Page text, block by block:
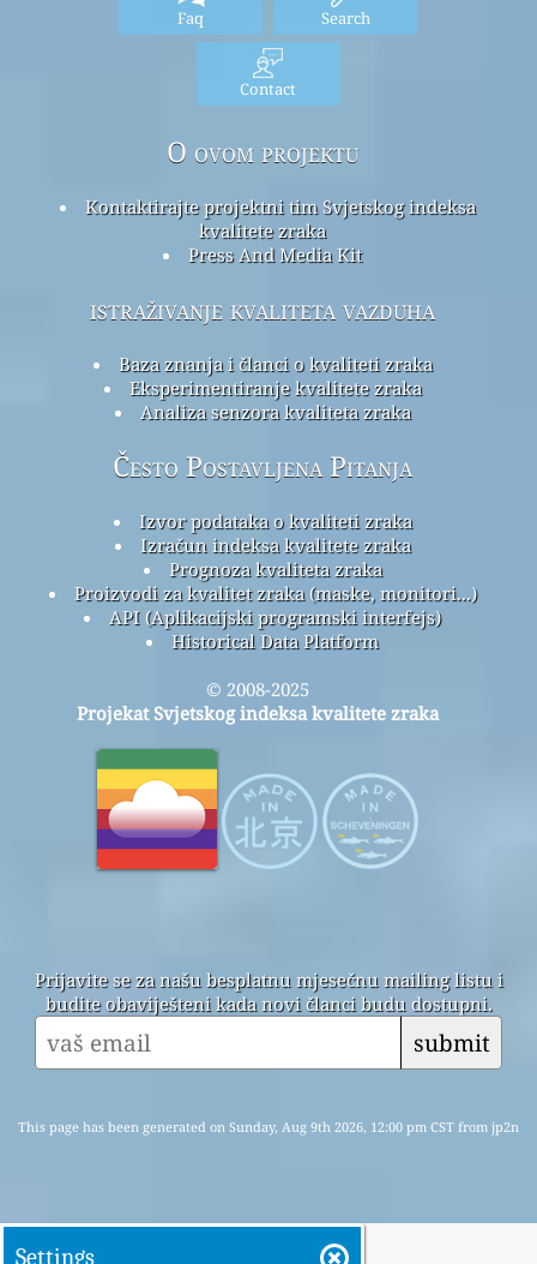
Faq Search
Contact
O ovom projektu
Kontaktirajte projektni tim Svjetskog indeksa
kvalitete zraka
Press And Media Kit
istraživanje kvaliteta vazduha
Baza znanja i članci o kvaliteti zraka
Eksperimentiranje kvalitete zraka
Analiza senzora kvaliteta zraka
Često Postavljena Pitanja
Izvor podataka o kvaliteti zraka
Izračun indeksa kvalitete zraka
Prognoza kvaliteta zraka
Proizvodi za kvalitet zraka (maske, monitori...)
API (Aplikacijski programski interfejs)
Historical Data Platform
© 2008-2025
Projekat Svjetskog indeksa kvalitete zraka
Prijavite se za našu besplatnu mjesečnu mailing listu i
budite obaviješteni kada novi članci budu dostupni.
submit
This page has been generated on Sunday, Aug 9th 2026, 12:00 pm CST from jp2n
Settings